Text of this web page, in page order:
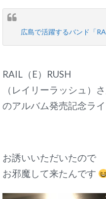
広島で活躍するバンド「
RAIL（E）RUSH
（レイリーラッシュ）
のアルバム発売記念ラ
お誘いいただいたので
お邪魔して来たんです